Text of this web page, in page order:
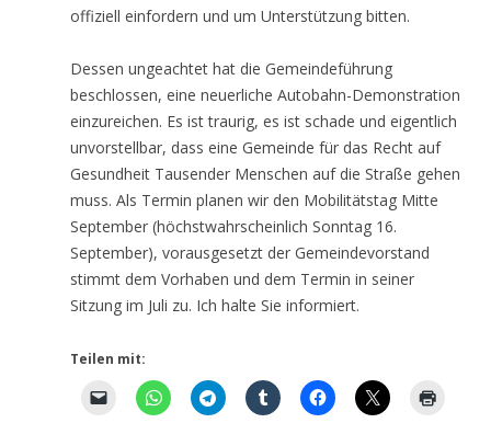
offiziell einfordern und um Unterstützung bitten.
Dessen ungeachtet hat die Gemeindeführung
beschlossen, eine neuerliche Autobahn-Demonstration
einzureichen. Es ist traurig, es ist schade und eigentlich
unvorstellbar, dass eine Gemeinde für das Recht auf
Gesundheit Tausender Menschen auf die Straße gehen
muss. Als Termin planen wir den Mobilitätstag Mitte
September (höchstwahrscheinlich Sonntag 16.
September), vorausgesetzt der Gemeindevorstand
stimmt dem Vorhaben und dem Termin in seiner
Sitzung im Juli zu. Ich halte Sie informiert.
Teilen mit: